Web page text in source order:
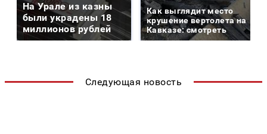
На Урале из казны
были украдены 18
миллионов рублей
Как выглядит место
крушение вертолета на
Кавказе: смотреть
Следующая новость